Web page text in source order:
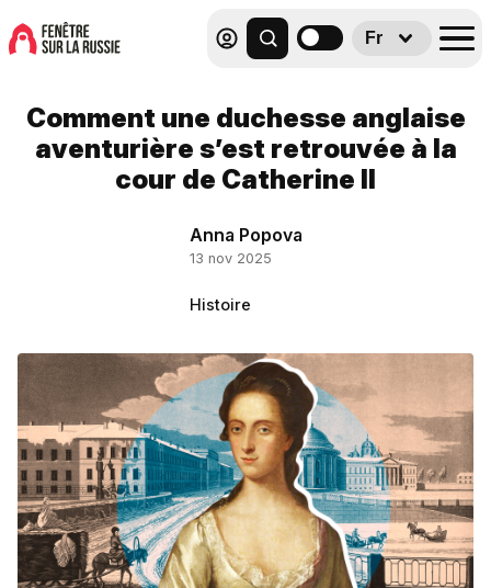
Fr
Comment une duchesse anglaise
aventurière s’est retrouvée à la
cour de Catherine II
Anna Popova
13 nov 2025
Histoire